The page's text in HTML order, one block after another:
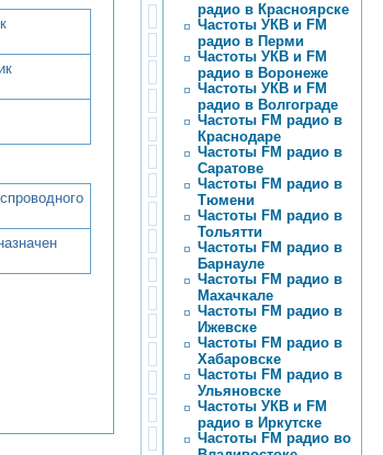
радио в Красноярске
Частоты УКВ и FM
радио в Перми
Частоты УКВ и FM
радио в Воронеже
Частоты УКВ и FM
радио в Волгограде
Частоты FM радио в
Краснодаре
Частоты FM радио в
Саратове
Частоты FM радио в
Тюмени
Частоты FM радио в
Тольятти
Частоты FM радио в
Барнауле
Частоты FM радио в
Махачкале
Частоты FM радио в
Ижевске
Частоты FM радио в
Хабаровске
Частоты FM радио в
Ульяновске
Частоты УКВ и FM
радио в Иркутске
Частоты FM радио во